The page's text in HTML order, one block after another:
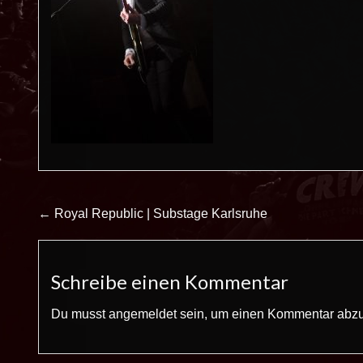
Beitrags-
Navigation
← Royal Republic | Substage Karlsruhe
Schreibe einen Kommentar
Du musstangemeldetsein, um einen Kommentar